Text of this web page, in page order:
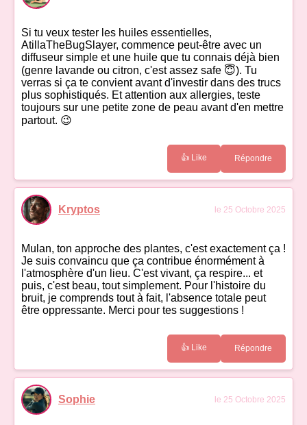
Si tu veux tester les huiles essentielles,
AtillaTheBugSlayer, commence peut-être avec un
diffuseur simple et une huile que tu connais déjà bien
(genre lavande ou citron, c'est assez safe 😇). Tu
verras si ça te convient avant d'investir dans des trucs
plus sophistiqués. Et attention aux allergies, teste
toujours sur une petite zone de peau avant d'en mettre
partout. 😉
👍 Like Répondre
Kryptos le 25 Octobre 2025
Mulan, ton approche des plantes, c'est exactement ça !
Je suis convaincu que ça contribue énormément à
l'atmosphère d'un lieu. C'est vivant, ça respire... et
puis, c'est beau, tout simplement. Pour l'histoire du
bruit, je comprends tout à fait, l'absence totale peut
être oppressante. Merci pour tes suggestions !
👍 Like Répondre
Sophie le 25 Octobre 2025